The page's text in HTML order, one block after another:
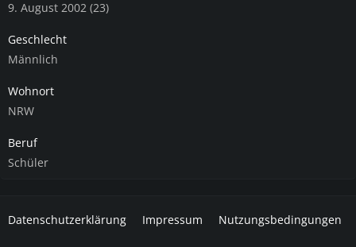
9. August 2002 (23)
Geschlecht
Männlich
Wohnort
NRW
Beruf
Schüler
Datenschutzerklärung Impressum Nutzungsbedingungen